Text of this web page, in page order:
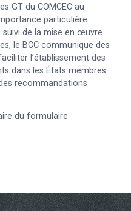
GT du COMCEC au
particulière.
suivi de la mise en œuvre
le BCC communique des
l’établissement des
dans les États membres
recommandations
du formulaire